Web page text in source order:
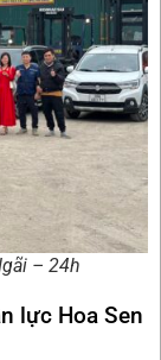
– 24h
lực Hoa Sen